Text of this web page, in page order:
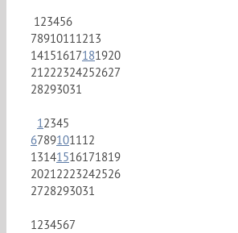
123456
78910111213
14151617181920
21222324252627
28293031
12345
6789101112
13141516171819
20212223242526
2728293031
1234567